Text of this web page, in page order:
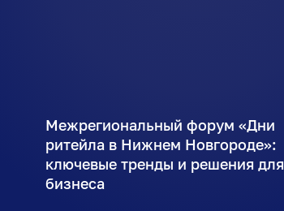
Межрегиональный форум «Дни
ритейла в Нижнем Новгороде»:
ключевые тренды и решения для
бизнеса